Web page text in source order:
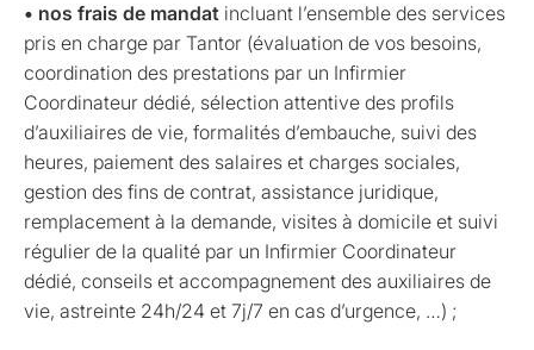
• nos frais de mandat incluant l’ensemble des services
pris en charge par Tantor (évaluation de vos besoins,
coordination des prestations par un Infirmier
Coordinateur dédié, sélection attentive des profils
d’auxiliaires de vie, formalités d’embauche, suivi des
heures, paiement des salaires et charges sociales,
gestion des fins de contrat, assistance juridique,
remplacement à la demande, visites à domicile et suivi
régulier de la qualité par un Infirmier Coordinateur
dédié, conseils et accompagnement des auxiliaires de
vie, astreinte 24h/24 et 7j/7 en cas d’urgence, …) ;